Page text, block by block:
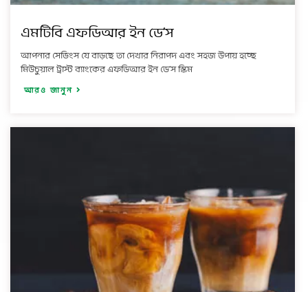
এমটিবি এফডিআর ইন ডে’স
আপনার সেভিংস যে বাড়ছে তা দেখার নিরাপদ এবং সহজ উপায় হচ্ছে
মিউচুয়াল ট্রাস্ট ব্যাংকের এফডিআর ইন ডে’স স্কিম
আরও জানুন